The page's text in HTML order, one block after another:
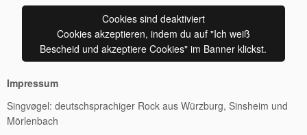
Cookies sind deaktiviert
Cookies akzeptieren, indem du auf "Ich weiß
Bescheid und akzeptiere Cookies" im Banner klickst.
Impressum
Singvøgel: deutschsprachiger Rock aus Würzburg, Sinsheim und
Mörlenbach